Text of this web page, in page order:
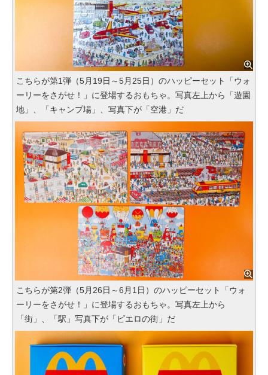
こちらが第1弾（5月19日～5月25日）のハッピーセット「ウォ
ーリーをさがせ！」に登場するおもちゃ。写真左上から「遊園
地」、「キャンプ場」、写真下が「空港」だ
こちらが第2弾（5月26日～6月1日）のハッピーセット「ウォ
ーリーをさがせ！」に登場するおもちゃ。写真左上から
「街」、「駅」写真下が「ピエロの街」だ